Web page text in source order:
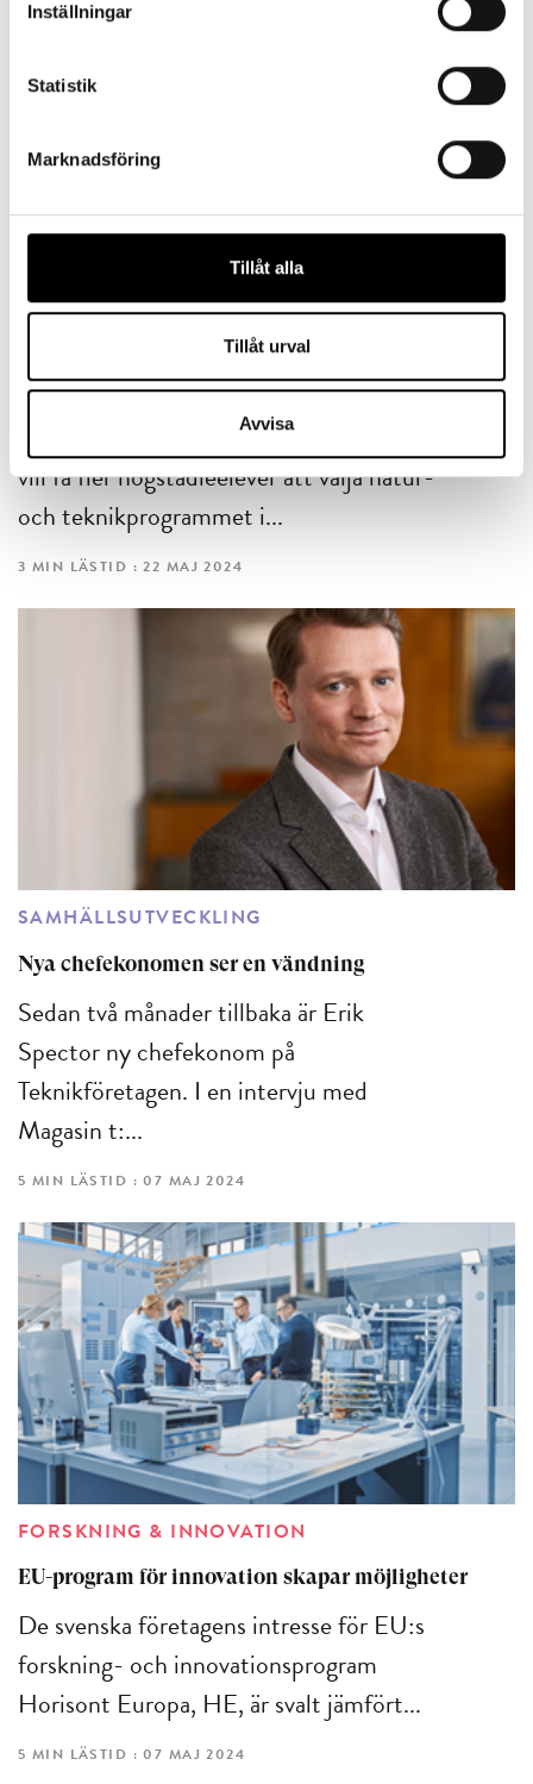
Inställningar
Statistik
Marknadsföring
Tillåt alla
Tillåt urval
Avvisa
KOMPETENSFÖRSÖRJNING
STEM
vill få fler högstadieelever att välja natur-
och teknikprogrammet i...
3 MIN LÄSTID : 22 MAJ 2024
SAMHÄLLSUTVECKLING
Nya chefekonomen ser en vändning
Sedan två månader tillbaka är Erik
Spector ny chefekonom på
Teknikföretagen. I en intervju med
Magasin t:...
5 MIN LÄSTID : 07 MAJ 2024
FORSKNING & INNOVATION
EU-program för innovation skapar möjligheter
De svenska företagens intresse för EU:s
forskning- och innovationsprogram
Horisont Europa, HE, är svalt jämfört...
5 MIN LÄSTID : 07 MAJ 2024